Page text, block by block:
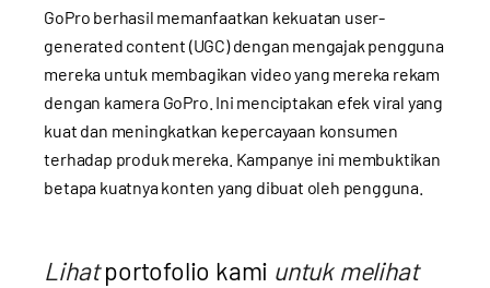
GoPro berhasil memanfaatkan kekuatan user-
generated content (UGC) dengan mengajak pengguna
mereka untuk membagikan video yang mereka rekam
dengan kamera GoPro. Ini menciptakan efek viral yang
kuat dan meningkatkan kepercayaan konsumen
terhadap produk mereka. Kampanye ini membuktikan
betapa kuatnya konten yang dibuat oleh pengguna.
Lihatportofolio kami untuk melihat